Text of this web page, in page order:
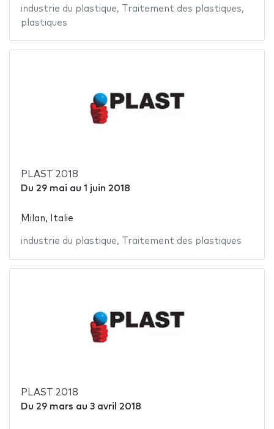
industrie du plastique, Traitement des plastiques,
plastiques
PLAST 2018
Du 29 mai au 1 juin 2018
Milan, Italie
industrie du plastique, Traitement des plastiques
PLAST 2018
Du 29 mars au 3 avril 2018